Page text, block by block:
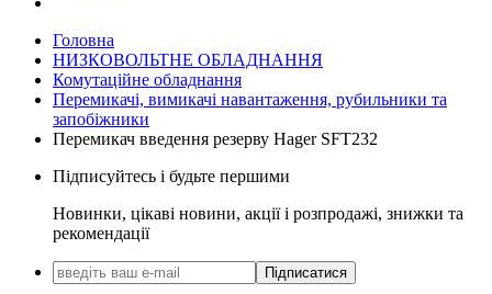
Головна
НИЗКОВОЛЬТНЕ ОБЛАДНАННЯ
Комутаційне обладнання
Перемикачі, вимикачі навантаження, рубильники та
запобіжники
Перемикач введення резерву Hager SFT232
Підписуйтесь і будьте першими
Новинки, цікаві новини, акції і розпродажі, знижки та
рекомендації
Підписатися